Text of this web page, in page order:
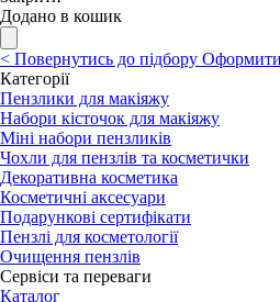
Додано в кошик
< Повернутись до підбору
Категорії
Пензлики для макіяжу
Набори кісточок для макіяжу
Міні набори пензликів
Чохли для пензлів та косметички
Декоративна косметика
Косметичні аксесуари
Подарункові сертифікати
Пензлі для косметології
Очищення пензлів
Сервіси та переваги
Каталог